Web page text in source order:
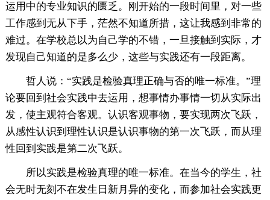
运用中的专业知识的匮乏。刚开始的一段时间里，对一些
工作感到无从下手，茫然不知道所措，这让我感到非常的
难过。在学校总以为自己学的不错，一旦接触到实际，才
发现自己知道的是多么少，这些与实践还有一段距离。
哲人说：“实践是检验真理正确与否的唯一标准。”理
论要回到社会实践中去运用，想事情办事情一切从实际出
发，使主观符合客观。认识客观事物，要实现两次飞跃，
从感性认识到理性认识是认识事物的第一次飞跃，而从理
性回到实践是第二次飞跃。
所以实践是检验真理的唯一标准。在当今的学生，社
会无时无刻不在发生日新月异的变化，而参加社会实践更